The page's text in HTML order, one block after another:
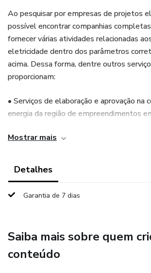
Ao pesquisar por empresas de projetos
possível encontrar companhias
fornecer várias atividades relacionadas
eletricidade dentro dos parâmetros
acima. Dessa forma, dentre outros
proporcionam:
• Serviços de elaboração e aprovação na
energia da região de empreendimentos
• Composição de prumadas elétricas;
de áreas comuns de condomínios;
• Demais atividades de construções e
Para executarem os serviços, as
elétricos atuam com infraestrutura
técnica completa. Assim, elaboram a
Mostrar mais
Detalhes
Garantia de 7 dias
Saiba mais sobre quem
conteúdo